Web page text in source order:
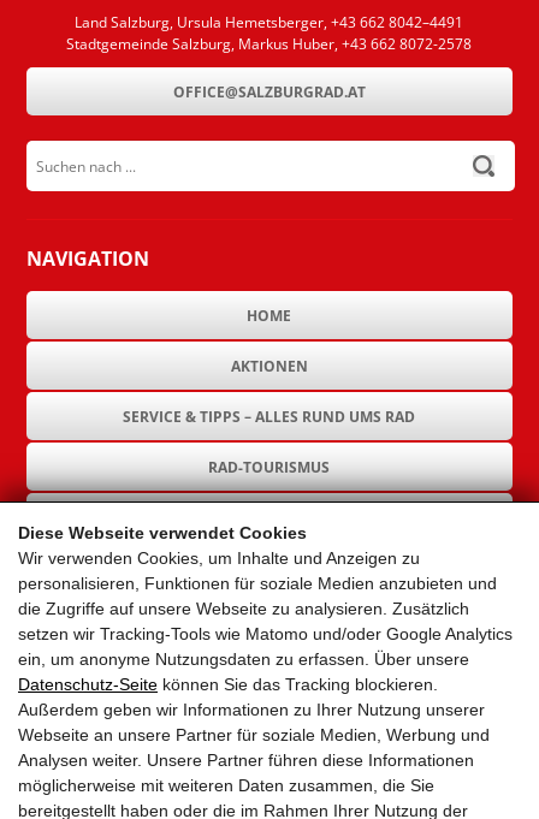
Diese Webseite verwendet Cookies
Wir verwenden Cookies, um Inhalte und Anzeigen zu
personalisieren, Funktionen für soziale Medien anzubieten und
die Zugriffe auf unsere Webseite zu analysieren. Zusätzlich
setzen wir Tracking-Tools wie Matomo und/oder Google Analytics
ein, um anonyme Nutzungsdaten zu erfassen. Über unsere
Datenschutz-Seite können Sie das Tracking blockieren.
Außerdem geben wir Informationen zu Ihrer Nutzung unserer
Webseite an unsere Partner für soziale Medien, Werbung und
Analysen weiter. Unsere Partner führen diese Informationen
möglicherweise mit weiteren Daten zusammen, die Sie
bereitgestellt haben oder die im Rahmen Ihrer Nutzung der
Land Salzburg, Ursula Hemetsberger, +43 662 8042–4491
Stadtgemeinde Salzburg, Markus Huber, +43 662 8072-2578
OFFICE@SALZBURGRAD.AT
Suchen nach ...
submit
NAVIGATION
HOME
AKTIONEN
SERVICE & TIPPS – ALLES RUND UMS RAD
RAD-TOURISMUS
GEMEINDEN
AKTUELLES
PARTNER
LINKS
SITEMAP